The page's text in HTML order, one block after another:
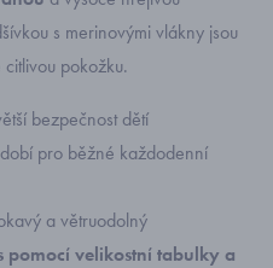
s merinovými vlákny jsou
pokožku.
bezpečnost dětí
pro běžné každodenní
a větruodolný
pomocí velikostní tabulky a